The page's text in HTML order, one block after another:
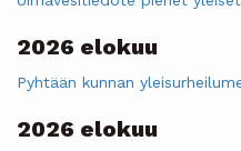
2026 elokuu
Pyhtään kunnan
2026 elokuu